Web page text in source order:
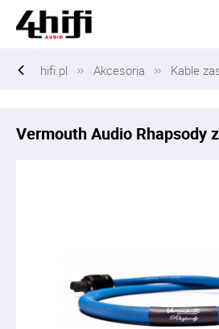
hifi.pl Akcesoria Kable
Vermouth Audio Rhapsody